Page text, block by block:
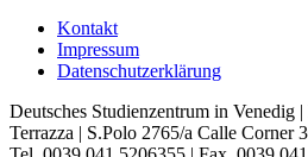
Kontakt
Impressum
Datenschutzerklärung
Deutsches Studienzentrum in Venedig
Terrazza | S.Polo 2765/a Calle Corner